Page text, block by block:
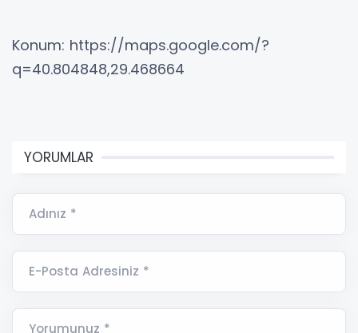
‎Konum: https://maps.google.com/?
q=40.804848,29.468664
YORUMLAR
Adınız *
E-Posta Adresiniz *
Yorumunuz *